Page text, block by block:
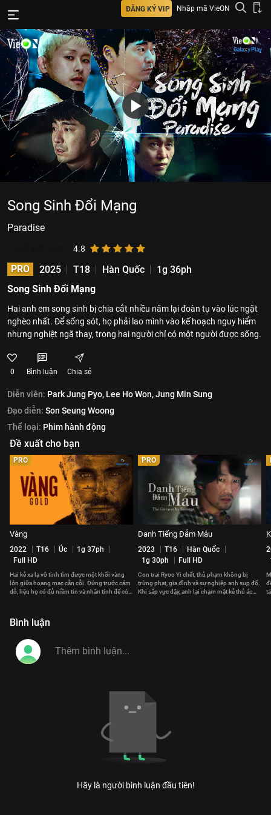
ĐĂNG KÝ VIP Nhập mã VieON
Song Sinh Đổi Mạng
Paradise
4.8
PRO 2025 T18 Hàn Quốc
1g 36ph
Song Sinh Đổi Mạng
Hai anh em song sinh bị chia cắt nhiều năm lại đoàn tụ vào lúc ngặt
nghèo nhất. Để sống sót, họ phải lao mình vào kế hoạch nguy hiểm
nhưng nghiệt ngã thay, trong hai người chỉ có một người được sống.
0 Bình luận Chia sẻ
Diễn viên: Park Jung Pyo, Lee Ho Won,Jung Min Sung
Đạo diễn: Son Seung Woong
Thể loại: Phim hành động
Đề xuất cho bạn
PRO
Vàng
2022 T16 Úc
1g 37ph
Full HD
Hai kẻ xa lạ vô tình tìm được một khối vàng
lớn giữa hoang mạc cằn cỗi. Đứng trước cám
dỗ, liệu họ có đủ niềm tin và nhân tính để có
PRO
Danh Tiếng Đẫm Máu
2023 T16
Hàn Quốc
1g 30ph
Full HD
Con trai Ryoo Yi chết, thủ phạm không bị
trừng phạt, gia đình và sự nghiệp anh sụp đổ.
Khi sắp vực dậy, anh lại chạm mặt kẻ thủ ác
Bình luận
Hãy là người bình luận đầu tiên!